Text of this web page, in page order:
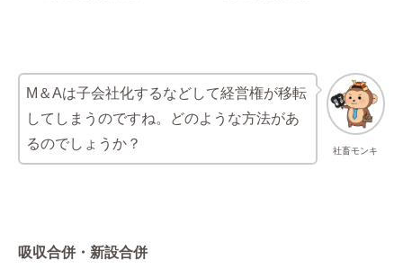
社畜モンキ
M＆Aは子会社化するなどして経営権が移転
してしまうのですね。どのような方法があ
るのでしょうか？
吸収合併・新設合併